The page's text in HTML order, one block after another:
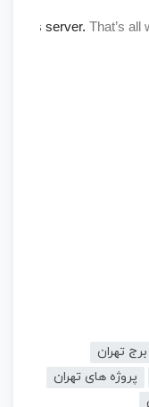
برج تهران
پروژه های تهران